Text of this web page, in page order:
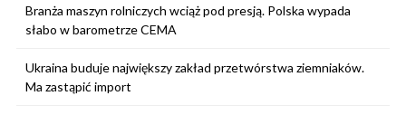
Branża maszyn rolniczych wciąż pod presją. Polska wypada
słabo w barometrze CEMA
Ukraina buduje największy zakład przetwórstwa ziemniaków.
Ma zastąpić import